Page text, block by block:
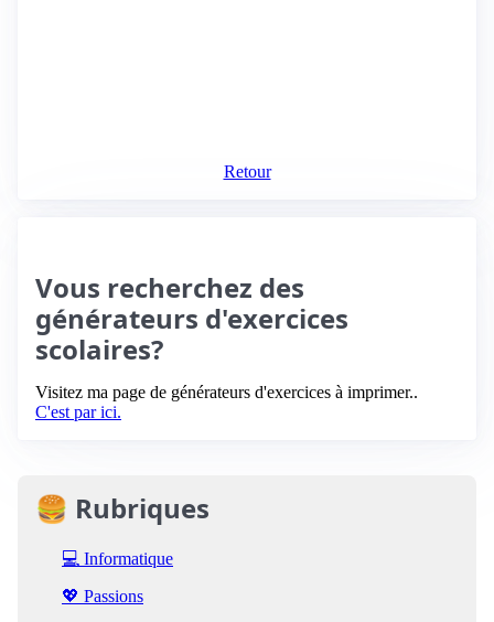
Retour
Vous recherchez des
générateurs d'exercices
scolaires?
Visitez ma page de générateurs d'exercices à imprimer..
C'est par ici.
🍔 Rubriques
💻 Informatique
💖 Passions